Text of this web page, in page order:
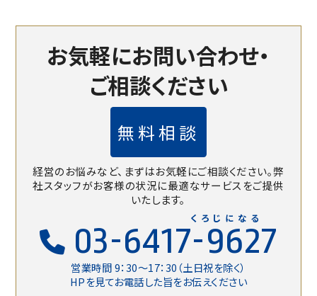
お気軽にお問い合わせ・
ご相談ください
無料相談
経営のお悩みなど、まずはお気軽にご相談ください。弊
社スタッフがお客様の状況に最適なサービスをご提供
いたします。
03-6417-9627
営業時間 9：30〜17：30（土日祝を除く）
HPを見てお電話した旨をお伝えください
くろじになる